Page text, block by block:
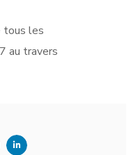
tous les
au travers